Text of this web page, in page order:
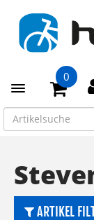
Toggle
0
ARTIKEL